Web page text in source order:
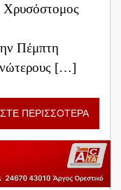
Χρυσόστομος
Πέμπτη
[…]
ΠΕΡΙΣΣΟΤΕΡΑ